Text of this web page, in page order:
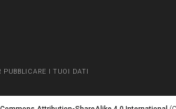
PUBBLICARE I TUOI DATI